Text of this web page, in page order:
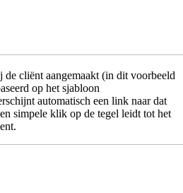
cliënt aangemaakt (in dit voorbeeld
op het sjabloon
automatisch een link naar dat
simpele klik op de tegel leidt tot het